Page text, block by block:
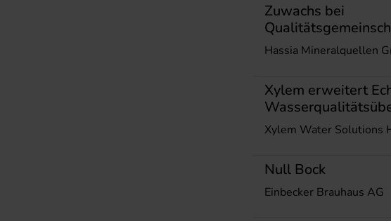
Zuwachs bei
Hassia Mineralquellen
Xylem erweitert
Xylem Water Solutions
Null Bock
Einbecker Brauhaus AG